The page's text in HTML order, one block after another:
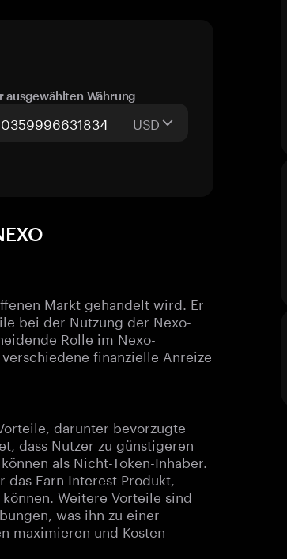
ausgewählten Währung
USD
Markt gehandelt wird. Er
bei der Nutzung der Nexo-
Rolle im Nexo-
finanzielle Anreize
darunter bevorzugte
dass Nutzer zu günstigeren
als Nicht-Token-Inhaber.
Earn Interest Produkt,
Weitere Vorteile sind
was ihn zu einer
maximieren und Kosten